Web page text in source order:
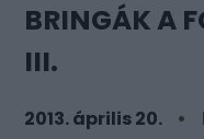
BRINGÁK A
III.
2013. április 20.